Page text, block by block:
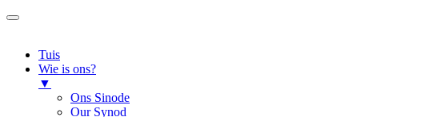
Tuis
Wie is ons?
▼
Ons Sinode
Our Synod